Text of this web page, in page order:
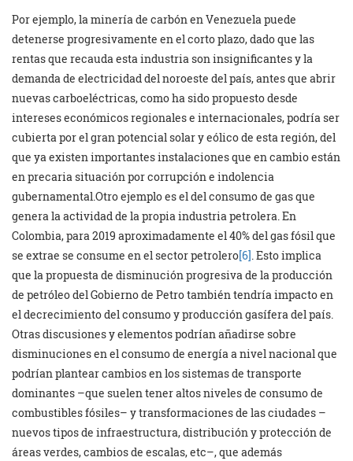
Por ejemplo, la minería de carbón en Venezuela puede
detenerse progresivamente en el corto plazo, dado que las
rentas que recauda esta industria son insignificantes y la
demanda de electricidad del noroeste del país, antes que abrir
nuevas carboeléctricas, como ha sido propuesto desde
intereses económicos regionales e internacionales, podría ser
cubierta por el gran potencial solar y eólico de esta región, del
que ya existen importantes instalaciones que en cambio están
en precaria situación por corrupción e indolencia
gubernamental.Otro ejemplo es el del consumo de gas que
genera la actividad de la propia industria petrolera. En
Colombia, para 2019 aproximadamente el 40% del gas fósil que
se extrae se consume en el sector petrolero[6]. Esto implica
que la propuesta de disminución progresiva de la producción
de petróleo del Gobierno de Petro también tendría impacto en
el decrecimiento del consumo y producción gasífera del país.
Otras discusiones y elementos podrían añadirse sobre
disminuciones en el consumo de energía a nivel nacional que
podrían plantear cambios en los sistemas de transporte
dominantes –que suelen tener altos niveles de consumo de
combustibles fósiles– y transformaciones de las ciudades –
nuevos tipos de infraestructura, distribución y protección de
áreas verdes, cambios de escalas, etc–, que además